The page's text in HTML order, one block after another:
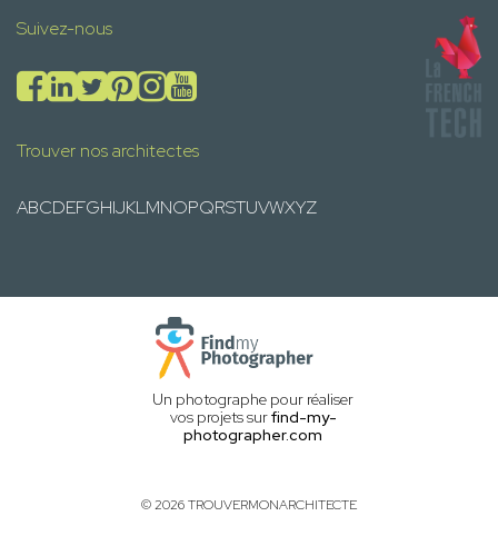
Suivez-nous
Trouver nos architectes
ABCDEFGHIJKLMNOPQRSTUVWXYZ
Un photographe pour réaliser
vos projets surfind-my-
photographer.com
© 2026 TROUVERMONARCHITECTE